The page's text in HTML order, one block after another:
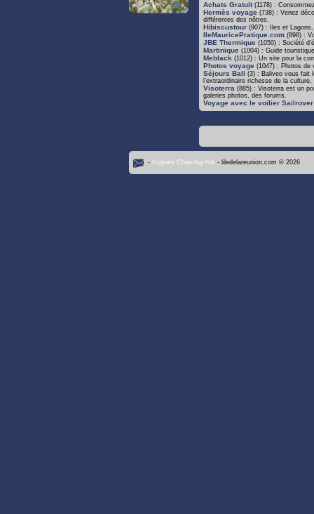
Achats Gratuit(1178) :
Hermès voyage (738) : Venez
différentes des nôtres.
Hibiscustour (907) : Iles et
IleMauricePratique.com (898) :
JBE Thermique (1050) : Société
Martinique (1004) : Guide
Meblack (1012) : Un site pour la
Photos voyage (1047) : Photos de
Séjours Bali (3) : Baliveo vous fait
l'extraordinaire richesse de la
Visoterra (885) : Visoterra est un
galeries photos, des forums.
Voyage avec le voilier Sailrover
- Hugues Chan-Ng-Yok - liledelareunion.com © 2026